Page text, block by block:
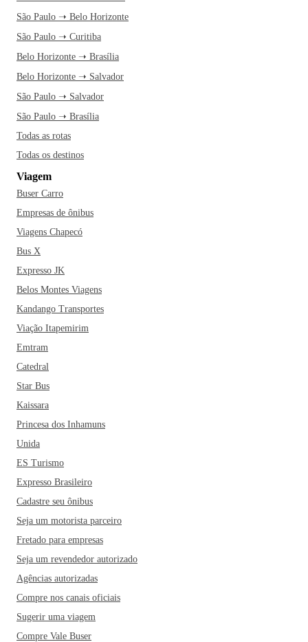
São Paulo ➝ Belo Horizonte
São Paulo ➝ Curitiba
Belo Horizonte ➝ Brasília
Belo Horizonte ➝ Salvador
São Paulo ➝ Salvador
São Paulo ➝ Brasília
Todas as rotas
Todas os destinos
Viagem
Buser Carro
Empresas de ônibus
Viagens Chapecó
Bus X
Expresso JK
Belos Montes Viagens
Kandango Transportes
Viação Itapemirim
Emtram
Catedral
Star Bus
Kaissara
Princesa dos Inhamuns
Unida
ES Turismo
Expresso Brasileiro
Cadastre seu ônibus
Seja um motorista parceiro
Fretado para empresas
Seja um revendedor autorizado
Agências autorizadas
Compre nos canais oficiais
Sugerir uma viagem
Compre Vale Buser